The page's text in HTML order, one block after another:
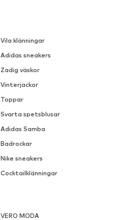
Vila klänningar
Adidas sneakers
Zadig väskor
Vinterjackor
Toppar
Svarta spetsblusar
Adidas Samba
Badrockar
Nike sneakers
Cocktailklänningar
VERO MODA